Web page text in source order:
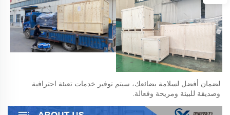
وصديقة للبيئة ومريحة وفعالة.